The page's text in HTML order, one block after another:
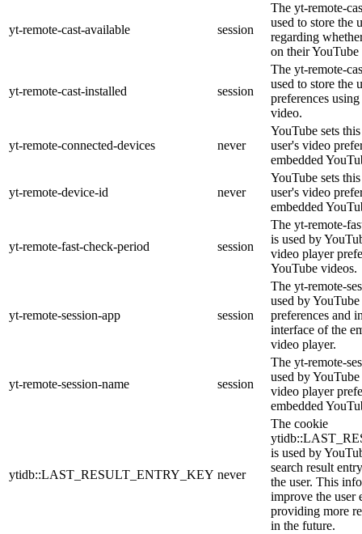
yt-remote-cast-available session
The yt-remote-
used to store the
regarding
on their
yt-remote-cast-installed session
The yt-remote-
used to store the
preferences
video.
yt-remote-connected-devices never
YouTube sets
user's video
embedded
yt-remote-device-id never
YouTube sets
user's video
embedded
yt-remote-fast-check-period session
The yt-remote-
is used by
video player
YouTube videos.
yt-remote-session-app session
The yt-remote-
used by
preferences and
interface of the
video player.
yt-remote-session-name session
The yt-remote-
used by
video player
embedded
ytidb::LAST_RESULT_ENTRY_KEY never
The cookie
is used by
search result
the user. This
improve the user
providing more
in the future.